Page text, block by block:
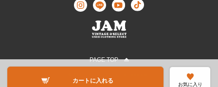
お気に入り
カートに入れる
PAGE TOP